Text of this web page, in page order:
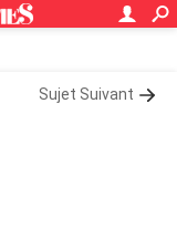
Sujet Suivant